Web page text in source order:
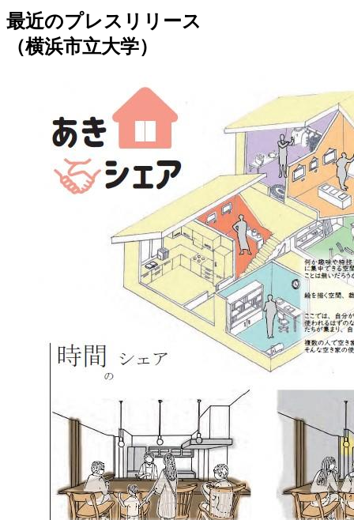
最近のプレスリリース
（横浜市立大学）